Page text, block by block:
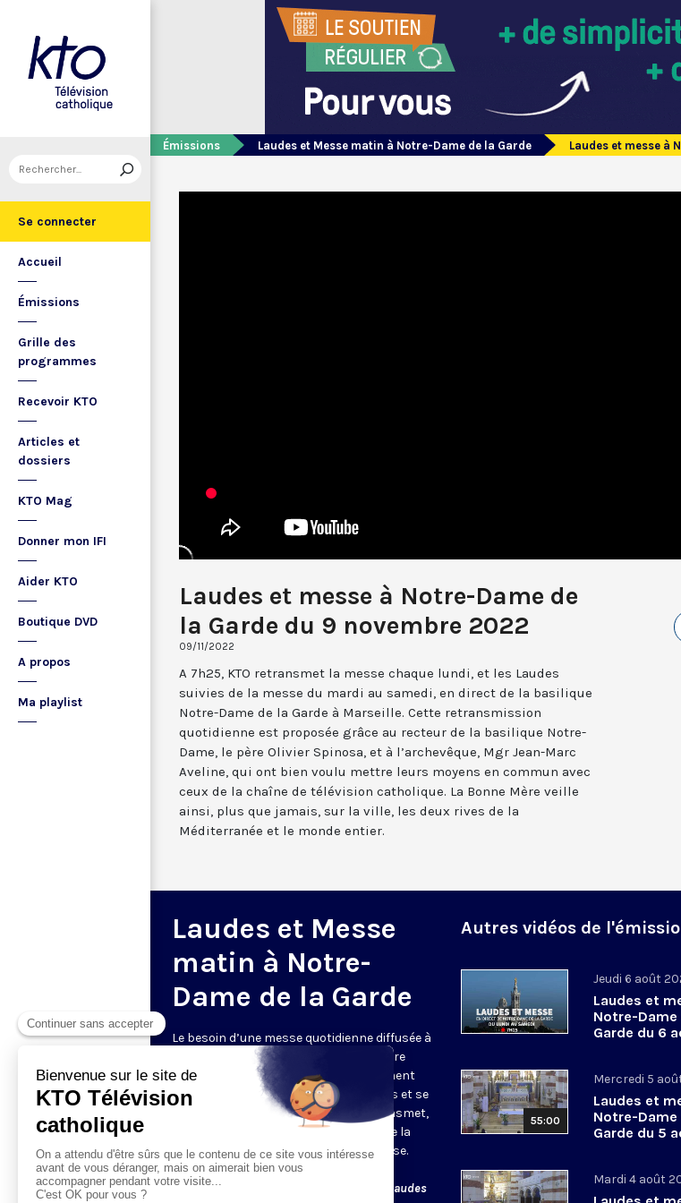
Se connecter
Accueil
Émissions
Grille des
programmes
Recevoir KTO
Articles et
dossiers
KTO Mag
Donner mon IFI
Aider KTO
Boutique DVD
A propos
Ma playlist
Émissions Laudes et Messe matin à Notre-Dame de la Garde Laudes et messe à
Laudes et messe à Notre-Dame de
la Garde du 9 novembre 2022
09/11/2022
A 7h25, KTO retransmet la messe chaque lundi, et les Laudes
suivies de la messe du mardi au samedi, en direct de la basilique
Notre-Dame de la Garde à Marseille. Cette retransmission
quotidienne est proposée grâce au recteur de la basilique Notre-
Dame, le père Olivier Spinosa, et à l’archevêque, Mgr Jean-Marc
Aveline, qui ont bien voulu mettre leurs moyens en commun avec
ceux de la chaîne de télévision catholique. La Bonne Mère veille
ainsi, plus que jamais, sur la ville, les deux rives de la
Méditerranée et le monde entier.
Laudes et Messe
matin à Notre-
Dame de la Garde
Le besoin d’une messe quotidienne diffusée à
la télévision a été exprimé d’une manière
encore plus forte pendant le confinement
dans de nombreux pays francophones et se
maintient depuis la reprise. KTO retransmet,
en direct de la basilique Notre-Dame de la
Garde, à Marseille, les laudes et la messe.
Le lundi à 7h25, la messe
Du mardi au samedi à 7h25, messe avec laudes
Autres vidéos de
Jeudi 6 août
Laudes et
Notre-Dame
Garde du 6
55:00
Mercredi 5
Laudes et
Notre-Dame
Garde du 5
Mardi 4 août